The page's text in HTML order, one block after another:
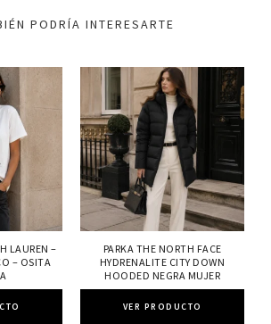
PODRÍA INTERESARTE
LAUREN –
– OSITA
PARKA THE NORTH FACE
HYDRENALITE CITY DOWN
HOODED NEGRA MUJER
VER PRODUCTO